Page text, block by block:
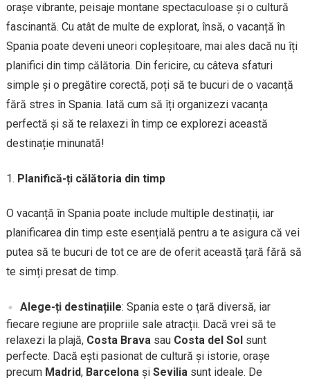
orașe vibrante, peisaje montane spectaculoase și o cultură
fascinantă. Cu atât de multe de explorat, însă, o vacanță în
Spania poate deveni uneori copleșitoare, mai ales dacă nu îți
planifici din timp călătoria. Din fericire, cu câteva sfaturi
simple și o pregătire corectă, poți să te bucuri de o vacanță
fără stres în Spania. Iată cum să îți organizezi vacanța
perfectă și să te relaxezi în timp ce explorezi această
destinație minunată!
Planifică-ți călătoria din timp
O vacanță în Spania poate include multiple destinații, iar
planificarea din timp este esențială pentru a te asigura că vei
putea să te bucuri de tot ce are de oferit această țară fără să
te simți presat de timp.
Alege-ți destinațiile: Spania este o țară diversă, iar
fiecare regiune are propriile sale atracții. Dacă vrei să te
relaxezi la plajă, Costa Brava sau Costa del Solsunt
perfecte. Dacă ești pasionat de cultură și istorie, orașe
precum Madrid, Barcelona și Sevilia sunt ideale. De